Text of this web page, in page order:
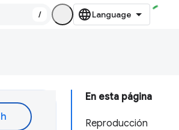
/
En esta página
Reproducción